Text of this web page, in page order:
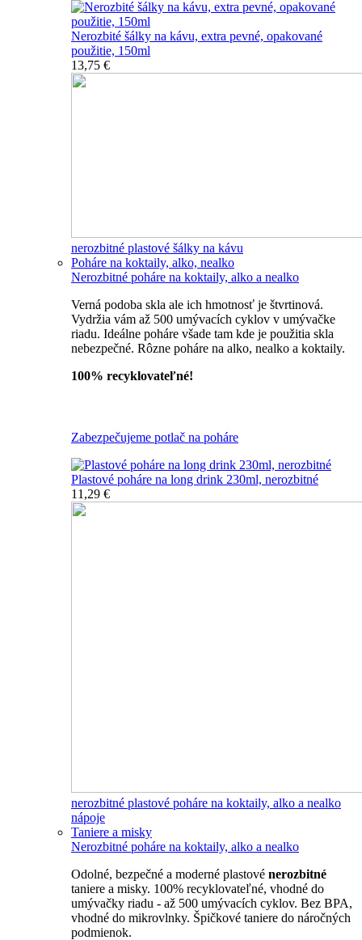
Nerozbité šálky na kávu, extra pevné, opakované
použitie, 150ml
13,75 €
nerozbitné plastové šálky na kávu
Poháre na koktaily, alko, nealko
Nerozbitné poháre na koktaily, alko a nealko
Verná podoba skla ale ich hmotnosť je štvrtinová.
Vydržia vám až 500 umývacích cyklov v umývačke
riadu. Ideálne poháre všade tam kde je použitia skla
nebezpečné. Rôzne poháre na alko, nealko a koktaily.
100% recyklovateľné!
Zabezpečujeme potlač na poháre
Plastové poháre na long drink 230ml, nerozbitné
11,29 €
nerozbitné plastové poháre na koktaily, alko a nealko
nápoje
Taniere a misky
Nerozbitné poháre na koktaily, alko a nealko
Odolné, bezpečné a moderné plastové nerozbitné
taniere a misky. 100% recyklovateľné, vhodné do
umývačky riadu - až 500 umývacích cyklov. Bez BPA,
vhodné do mikrovlnky. Špičkové taniere do náročných
podmienok.